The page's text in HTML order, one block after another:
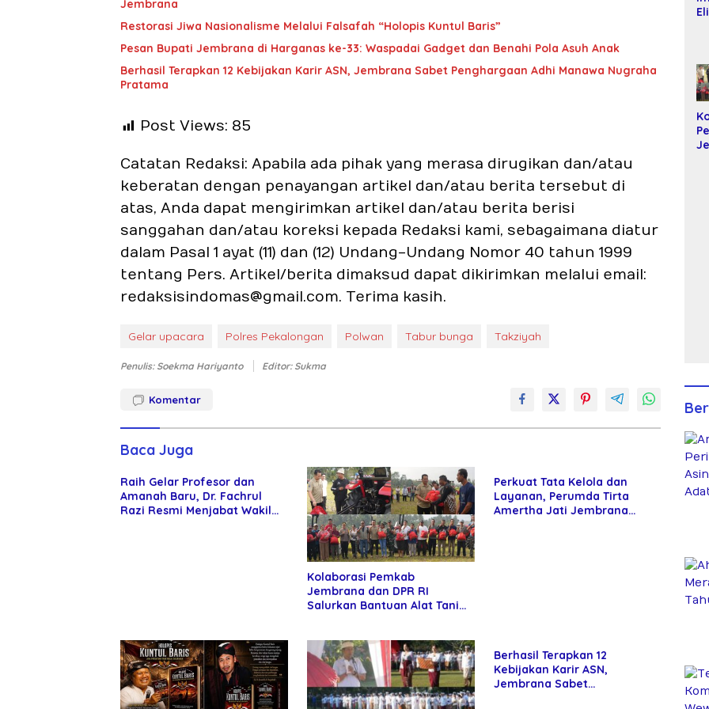
Jembrana
Restorasi Jiwa Nasionalisme Melalui Falsafah “Holopis Kuntul Baris”
Pesan Bupati Jembrana di Harganas ke-33: Waspadai Gadget dan Benahi Pola Asuh Anak
Berhasil Terapkan 12 Kebijakan Karir ASN, Jembrana Sabet Penghargaan Adhi Manawa Nugraha
Pratama
Post Views: 85
Catatan Redaksi: Apabila ada pihak yang merasa dirugikan dan/atau
keberatan dengan penayangan artikel dan/atau berita tersebut di
atas, Anda dapat mengirimkan artikel dan/atau berita berisi
sanggahan dan/atau koreksi kepada Redaksi kami, sebagaimana diatur
dalam Pasal 1 ayat (11) dan (12) Undang-Undang Nomor 40 tahun 1999
tentang Pers. Artikel/berita dimaksud dapat dikirimkan melalui email:
redaksisindomas@gmail.com. Terima kasih.
Gelar upacara Polres Pekalongan Polwan Tabur bunga Takziyah
Penulis: Soekma Hariyanto Editor: Sukma
Komentar
Baca Juga
Raih Gelar Profesor dan
Amanah Baru, Dr. Fachrul
Razi Resmi Menjabat Wakil
Kolaborasi Pemkab
Jembrana dan DPR RI
Salurkan Bantuan Alat Tani
Perkuat Tata Kelola dan
Layanan, Perumda Tirta
Amertha Jati Jembrana
Berhasil Terapkan 12
Kebijakan Karir ASN,
Jembrana Sabet